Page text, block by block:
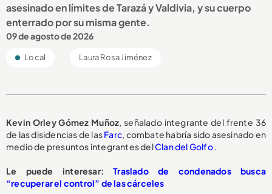
asesinado en límites de Tarazá y Valdivia, y su cuerpo
enterrado por su misma gente.
09 de agosto de 2026
Local Laura Rosa Jiménez
Kevin Orley Gómez Muñoz , señalado integrante del frente 36
de las disidencias de lasFarc , combate habría sido asesinado en
medio de presuntos integrantes delClan del Golfo.
Le puede interesar:Traslado de condenados busca
“recuperar el control” de las cárceles